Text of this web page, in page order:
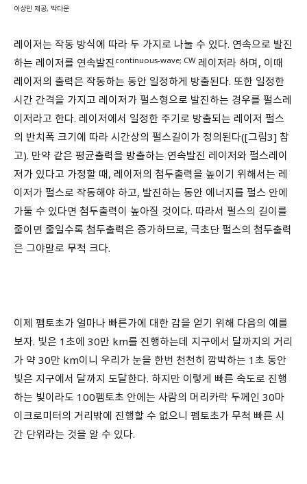
이상민 제공, 박다운
레이저는 작동 방식에 따라 두 가지로 나눌 수 있다. 연속으로 발진
하는 레이저를 연속발진 continuous-wave; CW레이저라 하며, 이때
레이저의 출력은 작동하는 동안 일정하게 방출된다. 또한 일정한
시간 간격을 가지고 레이저가 펄스형으로 발진하는 경우를 펄스레
이저라고 한다. 레이저에서 일정한 주기로 방출되는 레이저 펄스
의 반치폭 크기에 따라 시간상의 펄스길이가 정의된다([그림3] 참
고). 만약 같은 평균출력을 방출하는 연속발진 레이저와 펄스레이
저가 있다고 가정할 때, 레이저의 첨두출력을 높이기 위해서는 레
이저가 펄스로 작동해야 하고, 발진하는 동안 에너지를 펄스 안에
가둘 수 있다면 첨두출력이 높아질 것이다. 따라서 펄스의 길이를
줄이면 줄일수록 첨두출력은 증가하므로, 극초단 펄스의 첨두출력
은 그야말로 무척 크다.
이제 펨토초가 얼마나 빠른가에 대한 감을 얻기 위해 다음의 예를
보자. 빛은 1초에 30만 km를 진행하는데 지구에서 달까지의 거리
가 약 30만 km이니 우리가 눈을 한번 천천히 깜박하는 1초 동안
빛은 지구에서 달까지 도달한다. 하지만 이렇게 빠른 속도로 진행
하는 빛이라도 100펨토초 안에는 사람의 머리카락 두께인 30마
이크로미터의 거리밖에 진행할 수 없으니 펨토초가 무척 빠른 시
간 단위라는 것을 알 수 있다.